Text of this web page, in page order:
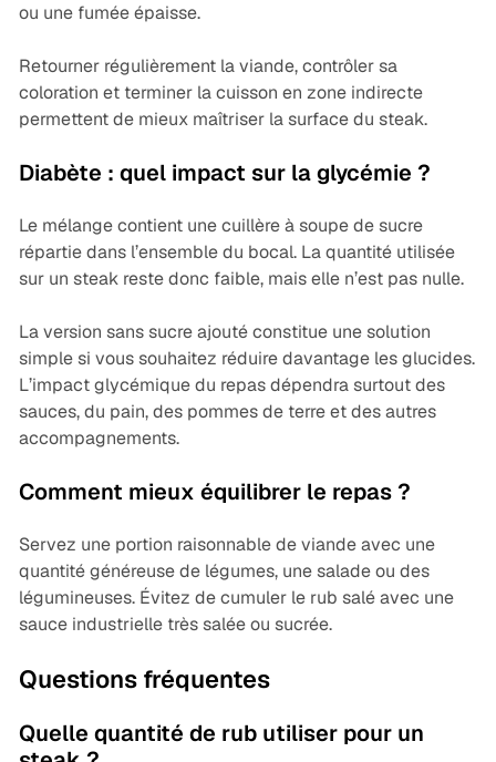
ou une fumée épaisse.
Retourner régulièrement la viande, contrôler sa
coloration et terminer la cuisson en zone indirecte
permettent de mieux maîtriser la surface du steak.
Diabète : quel impact sur la glycémie ?
Le mélange contient une cuillère à soupe de sucre
répartie dans l’ensemble du bocal. La quantité utilisée
sur un steak reste donc faible, mais elle n’est pas nulle.
La version sans sucre ajouté constitue une solution
simple si vous souhaitez réduire davantage les glucides.
L’impact glycémique du repas dépendra surtout des
sauces, du pain, des pommes de terre et des autres
accompagnements.
Comment mieux équilibrer le repas ?
Servez une portion raisonnable de viande avec une
quantité généreuse de légumes, une salade ou des
légumineuses. Évitez de cumuler le rub salé avec une
sauce industrielle très salée ou sucrée.
Questions fréquentes
Quelle quantité de rub utiliser pour un